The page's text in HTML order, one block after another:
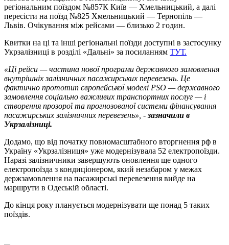
регіональним поїздом №857К Київ — Хмельницький, а далі
пересісти на поїзд №825 Хмельницький — Тернопіль —
Львів. Очікування між рейсами — близько 2 годин.
Квитки на ці та інші регіональні поїзди доступні в застосунку
Укрзалізниці в розділі «Дальні» за посиланням ТУТ.
«Ці рейси — частина нової програми державного замовлення
внутрішніх залізничних пасажирських перевезень. Це
фактично прототип європейської моделі PSO — державного
замовлення соціально важливих транспортних послуг — і
створення прозорої та прогнозованої системи фінансування
пасажирських залізничних перевезень», - зазначили в
Укрзалізниці.
Додамо, що від початку повномасштабного вторгнення рф в
Україну «Укрзалізниця» уже модернізувала 52 електропоїзди.
Наразі залізничники завершують оновлення ще одного
електропоїзда з кондиціонером, який незабаром у межах
держзамовлення на пасажирські перевезення вийде на
маршрути в Одеській області.
До кінця року планується модернізувати ще понад 5 таких
поїздів.